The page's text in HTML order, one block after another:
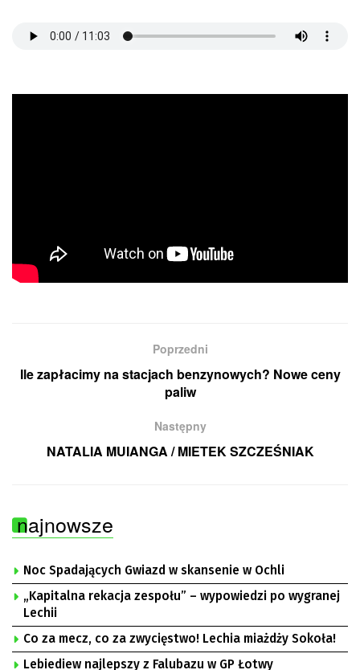
Poprzedni
Ile zapłacimy na stacjach benzynowych? Nowe ceny
paliw
Następny
NATALIA MUIANGA / MIETEK SZCZEŚNIAK
najnowsze
Noc Spadających Gwiazd w skansenie w Ochli
„Kapitalna rekacja zespołu” – wypowiedzi po wygranej
Lechii
Co za mecz, co za zwycięstwo! Lechia miażdży Sokoła!
Lebiediew najlepszy z Falubazu w GP Łotwy